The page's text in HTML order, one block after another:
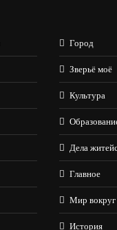
Город
Зверьё моё
Культура
Дела
Главное
Мир вокруг
История